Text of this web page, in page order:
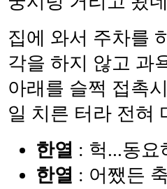
집에 와서 주차를
각을 하지 않고 과
아래를 슬쩍 접촉
일 치른 터라 전혀
한열 : 헉...동요
한열 : 어쨌든